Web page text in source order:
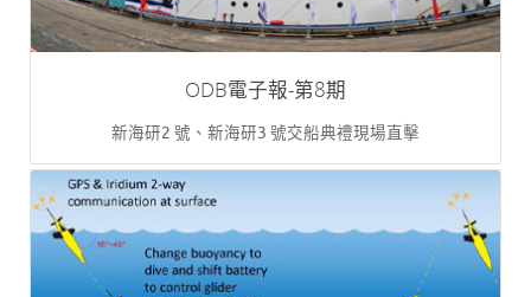
ODB電子報-第8期
新海研2 號、新海研3 號交船典禮現場直擊